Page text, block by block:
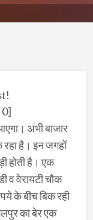
0]
अभी बाजार
है। इन जगहों
होती है। एक
व वेरायटी चौक
के बीच बिक रही
का बेर एक